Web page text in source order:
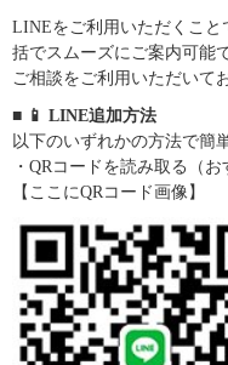
LINEをご利用いただくこ
括でスムーズにご案内可能
ご相談をご利用いただいて
■ 📱 LINE追加方法
以下のいずれかの方法で簡
・QRコードを読み取る（お
【ここにQRコード画像】